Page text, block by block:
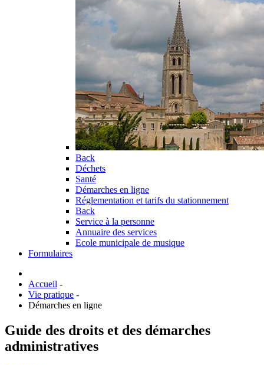
Back
Déchets
Santé
Démarches en ligne
Réglementation et tarifs du stationnement
Back
Service à la personne
Annuaire des services
Ecole municipale de musique
Formulaires
Accueil -
Vie pratique -
Démarches en ligne
Guide des droits et des démarches
administratives